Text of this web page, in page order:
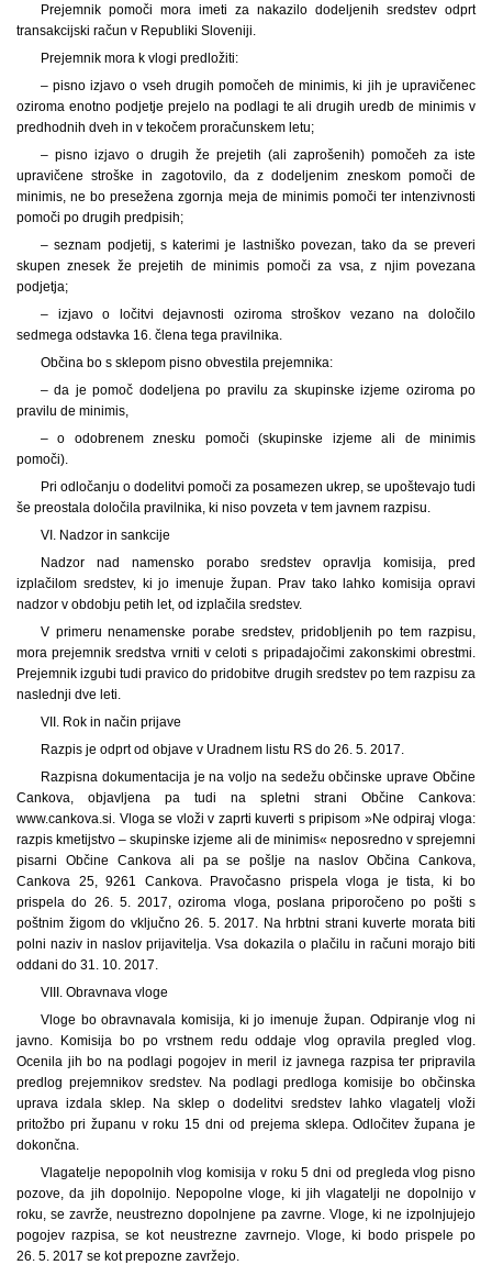
Prejemnik pomoči mora imeti za nakazilo dodeljenih sredstev odprt
transakcijski račun v Republiki Sloveniji.
Prejemnik mora k vlogi predložiti:
– pisno izjavo o vseh drugih pomočeh de minimis, ki jih je upravičenec
oziroma enotno podjetje prejelo na podlagi te ali drugih uredb de minimis v
predhodnih dveh in v tekočem proračunskem letu;
– pisno izjavo o drugih že prejetih (ali zaprošenih) pomočeh za iste
upravičene stroške in zagotovilo, da z dodeljenim zneskom pomoči de
minimis, ne bo presežena zgornja meja de minimis pomoči ter intenzivnosti
pomoči po drugih predpisih;
– seznam podjetij, s katerimi je lastniško povezan, tako da se preveri
skupen znesek že prejetih de minimis pomoči za vsa, z njim povezana
podjetja;
– izjavo o ločitvi dejavnosti oziroma stroškov vezano na določilo
sedmega odstavka 16. člena tega pravilnika.
Občina bo s sklepom pisno obvestila prejemnika:
– da je pomoč dodeljena po pravilu za skupinske izjeme oziroma po
pravilu de minimis,
– o odobrenem znesku pomoči (skupinske izjeme ali de minimis
pomoči).
Pri odločanju o dodelitvi pomoči za posamezen ukrep, se upoštevajo tudi
še preostala določila pravilnika, ki niso povzeta v tem javnem razpisu.
VI. Nadzor in sankcije
Nadzor nad namensko porabo sredstev opravlja komisija, pred
izplačilom sredstev, ki jo imenuje župan. Prav tako lahko komisija opravi
nadzor v obdobju petih let, od izplačila sredstev.
V primeru nenamenske porabe sredstev, pridobljenih po tem razpisu,
mora prejemnik sredstva vrniti v celoti s pripadajočimi zakonskimi obrestmi.
Prejemnik izgubi tudi pravico do pridobitve drugih sredstev po tem razpisu za
naslednji dve leti.
VII. Rok in način prijave
Razpis je odprt od objave v Uradnem listu RS do 26. 5. 2017.
Razpisna dokumentacija je na voljo na sedežu občinske uprave Občine
Cankova, objavljena pa tudi na spletni strani Občine Cankova:
www.cankova.si. Vloga se vloži v zaprti kuverti s pripisom »Ne odpiraj vloga:
razpis kmetijstvo – skupinske izjeme ali de minimis« neposredno v sprejemni
pisarni Občine Cankova ali pa se pošlje na naslov Občina Cankova,
Cankova 25, 9261 Cankova. Pravočasno prispela vloga je tista, ki bo
prispela do 26. 5. 2017, oziroma vloga, poslana priporočeno po pošti s
poštnim žigom do vključno 26. 5. 2017. Na hrbtni strani kuverte morata biti
polni naziv in naslov prijavitelja. Vsa dokazila o plačilu in računi morajo biti
oddani do 31. 10. 2017.
VIII. Obravnava vloge
Vloge bo obravnavala komisija, ki jo imenuje župan. Odpiranje vlog ni
javno. Komisija bo po vrstnem redu oddaje vlog opravila pregled vlog.
Ocenila jih bo na podlagi pogojev in meril iz javnega razpisa ter pripravila
predlog prejemnikov sredstev. Na podlagi predloga komisije bo občinska
uprava izdala sklep. Na sklep o dodelitvi sredstev lahko vlagatelj vloži
pritožbo pri županu v roku 15 dni od prejema sklepa. Odločitev župana je
dokončna.
Vlagatelje nepopolnih vlog komisija v roku 5 dni od pregleda vlog pisno
pozove, da jih dopolnijo. Nepopolne vloge, ki jih vlagatelji ne dopolnijo v
roku, se zavrže, neustrezno dopolnjene pa zavrne. Vloge, ki ne izpolnjujejo
pogojev razpisa, se kot neustrezne zavrnejo. Vloge, ki bodo prispele po
26. 5. 2017 se kot prepozne zavržejo.